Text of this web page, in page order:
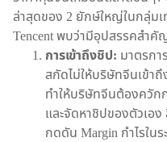
ล่าสุดของ 2 ยักษ์ใหญ่ในกลุ่มเ
Tencent พบว่ามีอุปสรรคสำคั
การเข้าถึงชิป: มาตรก
สกัดไม่ให้บริษัทจีนเข้
ทำให้บริษัทจีนต้องควัก
และจัดหาชิปของตัวเอ
กดดัน Margin กำไรใน